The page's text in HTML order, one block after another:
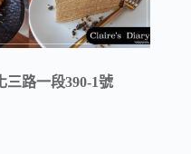
三路一段390-1號